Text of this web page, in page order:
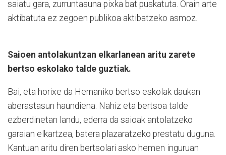
saiatu gara, zurruntasuna pixka bat puskatuta. Orain arte
aktibatuta ez zegoen publikoa aktibatzeko asmoz.
Saioen antolakuntzan elkarlanean aritu zarete
bertso eskolako talde guztiak.
Bai, eta horixe da Hernaniko bertso eskolak daukan
aberastasun haundiena. Nahiz eta bertsoa talde
ezberdinetan landu, ederra da saioak antolatzeko
garaian elkartzea, batera plazaratzeko prestatu duguna.
Kantuan aritu diren bertsolari asko hemen inguruan